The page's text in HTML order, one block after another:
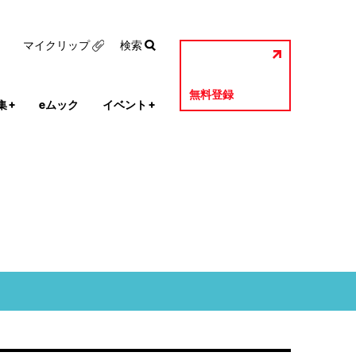
+ eムック イベント +
無料登録
マイクリップ 検索